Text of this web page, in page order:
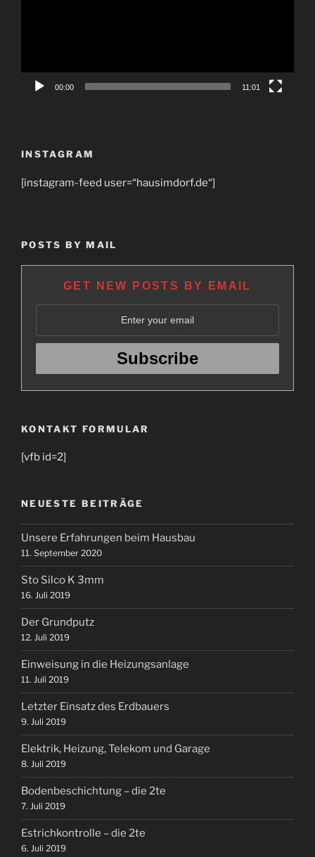
00:00 11:01
INSTAGRAM
[instagram-feed user=“hausimdorf.de“]
POSTS BY MAIL
GET NEW POSTS BY EMAIL
KONTAKT FORMULAR
[vfb id=2]
NEUESTE BEITRÄGE
Unsere Erfahrungen beim Hausbau
11. September 2020
Sto Silco K 3mm
16. Juli 2019
Der Grundputz
12. Juli 2019
Einweisung in die Heizungsanlage
11. Juli 2019
Letzter Einsatz des Erdbauers
9. Juli 2019
Elektrik, Heizung, Telekom und Garage
8. Juli 2019
Bodenbeschichtung – die 2te
7. Juli 2019
Estrichkontrolle – die 2te
6. Juli 2019